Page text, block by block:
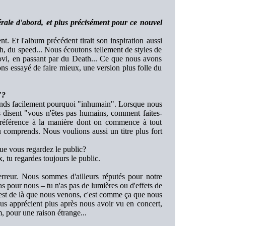
d'abord, et plus précisément pour ce nouvel
Et l'album précédent tirait son inspiration aussi
du speed... Nous écoutons tellement de styles de
en passant par du Death... Ce que nous avons
essayé de faire mieux, une version plus folle du
facilement pourquoi "inhumain". Lorsque nous
"vous n'êtes pas humains, comment faites-
à la manière dont on commence à tout
comprends. Nous voulions aussi un titre plus fort
vous regardez le public?
tu regardes toujours le public.
Nous sommes d'ailleurs réputés pour notre
pour nous – tu n'as pas de lumières ou d'effets de
de là que nous venons, c'est comme ça que nous
apprécient plus après nous avoir vu en concert,
pour une raison étrange...